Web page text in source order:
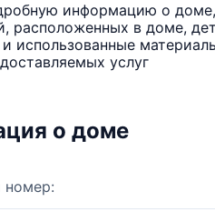
информацию о
расположенных в доме,
использованные
услуг
о доме
номер: